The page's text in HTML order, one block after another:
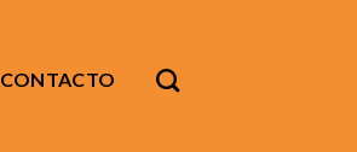
CONTACTO